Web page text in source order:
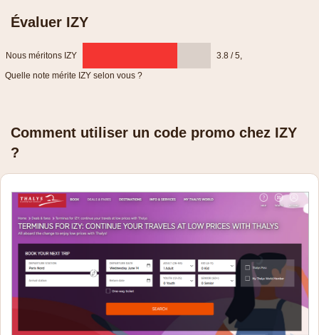
Évaluer IZY
Nous méritons IZY 3.8 / 5
Quelle note mérite IZY selon vous ?
Comment utiliser un code promo chez IZY
?